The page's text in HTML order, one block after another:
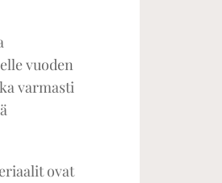
vuoden
varmasti
ovat